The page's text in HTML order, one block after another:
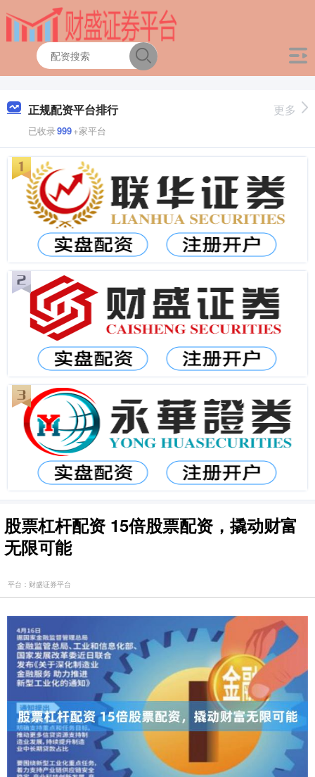
正规配资平台排行
已收录999+家平台
更多
股票杠杆配资 15倍股票配资，撬动财富
无限可能
平台：财盛证券平台